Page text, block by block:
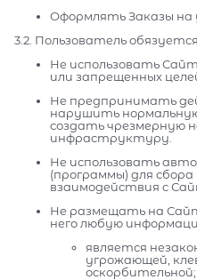
Оформлять Заказы на
3.2. Пользователь
Не использовать
или запрещенных
Не предпринимать
нарушить
создать чрезмерную
инфраструктуру.
Не использовать
(программы) для
взаимодействия с
Не размещать на
него любую
является
угрожающей,
оскорбительной;